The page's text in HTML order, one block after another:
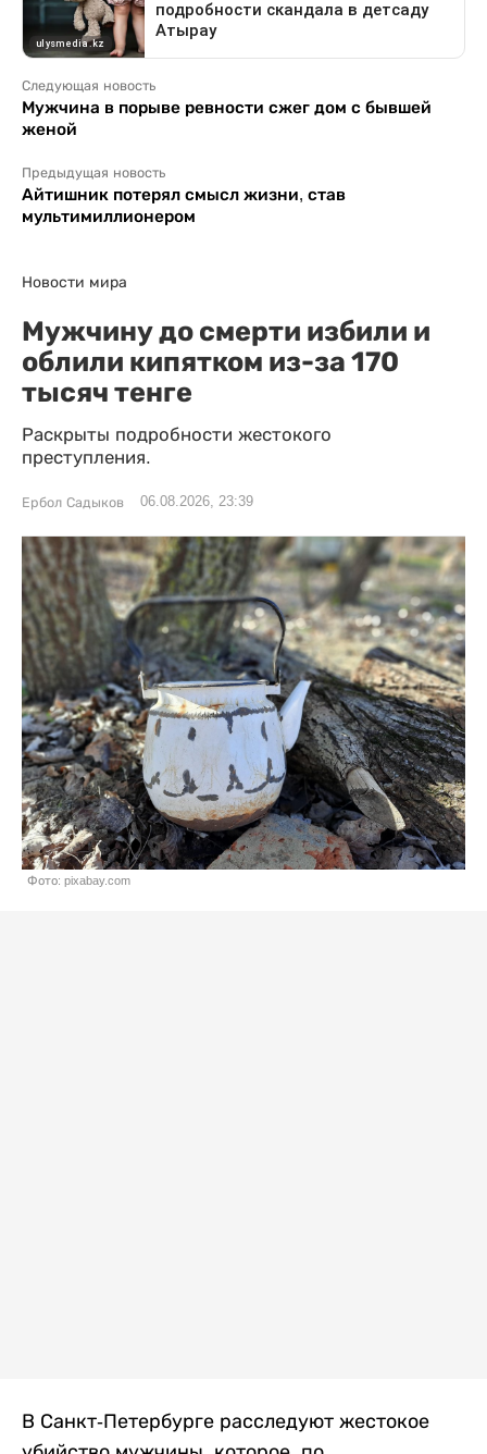
Следующая новость
Мужчина в порыве ревности сжег дом с бывшей
женой
Предыдущая новость
Айтишник потерял смысл жизни, став
мультимиллионером
Новости мира
Мужчину до смерти избили и
облили кипятком из-за 170
тысяч тенге
Раскрыты подробности жестокого
преступления.
Ербол Садыков 06.08.2026, 23:39
Фото: pixabay.com
В Санкт-Петербурге расследуют жестокое